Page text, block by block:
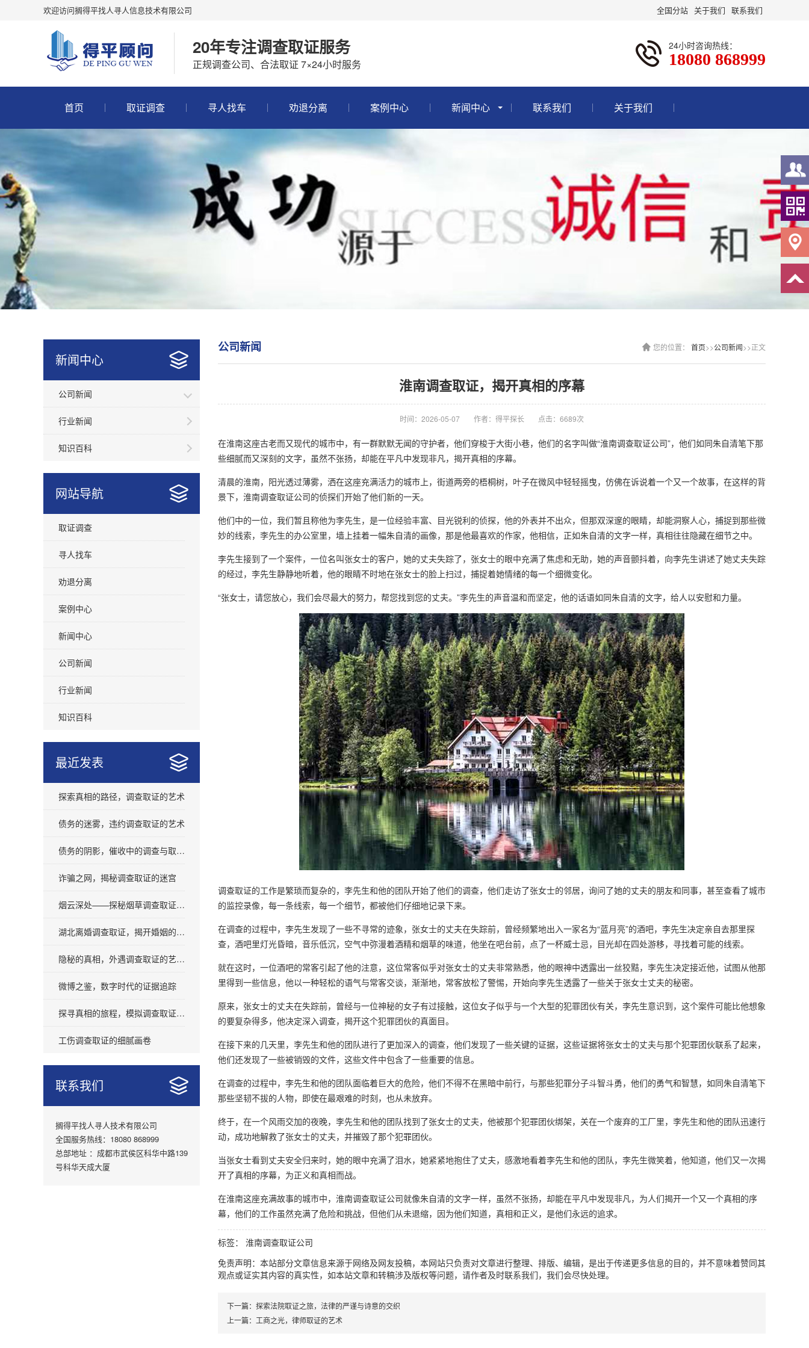
全国分站 关于我们 联系我们
欢迎访问搁得平找人寻人信息技术有限公司
20年专注调查取证服务
正规调查公司、合法取证 7×24小时服务
24小时咨询热线：
18080 868999
首页 取证调查 寻人找车 劝退分离 案例中心 新闻中心 联系我们 关于我们
新闻中心
公司新闻
行业新闻
知识百科
网站导航
取证调查
寻人找车
劝退分离
案例中心
新闻中心
公司新闻
行业新闻
知识百科
最近发表
探索真相的路径，调查取证的艺术
债务的迷雾，违约调查取证的艺术
债务的阴影，催收中的调查与取证艺术
诈骗之网，揭秘调查取证的迷宫
烟云深处——探秘烟草调查取证之旅
湖北离婚调查取证，揭开婚姻的面纱
隐秘的真相，外遇调查取证的艺术与道德
微博之鉴，数字时代的证据追踪
探寻真相的旅程，模拟调查取证的艺术
工伤调查取证的细腻画卷
联系我们
搁得平找人寻人技术有限公司
全国服务热线：18080 868999
总部地址 ：成都市武侯区科华中路139
号科华天成大厦
您的位置： 首页>>公司新闻>>正文
公司新闻
淮南调查取证，揭开真相的序幕
时间：2026-05-07 作者：得平探长 点击：6689次
在淮南这座古老而又现代的城市中，有一群默默无闻的守护者，他们穿梭于大街小巷，他们的名字叫做“淮南调查取证公司”，他们如同朱自清笔下那
些细腻而又深刻的文字，虽然不张扬，却能在平凡中发现非凡，揭开真相的序幕。
清晨的淮南，阳光透过薄雾，洒在这座充满活力的城市上，街道两旁的梧桐树，叶子在微风中轻轻摇曳，仿佛在诉说着一个又一个故事，在这样的背
景下，淮南调查取证公司的侦探们开始了他们新的一天。
他们中的一位，我们暂且称他为李先生，是一位经验丰富、目光锐利的侦探，他的外表并不出众，但那双深邃的眼睛，却能洞察人心，捕捉到那些微
妙的线索，李先生的办公室里，墙上挂着一幅朱自清的画像，那是他最喜欢的作家，他相信，正如朱自清的文字一样，真相往往隐藏在细节之中。
李先生接到了一个案件，一位名叫张女士的客户，她的丈夫失踪了，张女士的眼中充满了焦虑和无助，她的声音颤抖着，向李先生讲述了她丈夫失踪
的经过，李先生静静地听着，他的眼睛不时地在张女士的脸上扫过，捕捉着她情绪的每一个细微变化。
“张女士，请您放心，我们会尽最大的努力，帮您找到您的丈夫。”李先生的声音温和而坚定，他的话语如同朱自清的文字，给人以安慰和力量。
调查取证的工作是繁琐而复杂的，李先生和他的团队开始了他们的调查，他们走访了张女士的邻居，询问了她的丈夫的朋友和同事，甚至查看了城市
的监控录像，每一条线索，每一个细节，都被他们仔细地记录下来。
在调查的过程中，李先生发现了一些不寻常的迹象，张女士的丈夫在失踪前，曾经频繁地出入一家名为“蓝月亮”的酒吧，李先生决定亲自去那里探
查，酒吧里灯光昏暗，音乐低沉，空气中弥漫着酒精和烟草的味道，他坐在吧台前，点了一杯威士忌，目光却在四处游移，寻找着可能的线索。
就在这时，一位酒吧的常客引起了他的注意，这位常客似乎对张女士的丈夫非常熟悉，他的眼神中透露出一丝狡黠，李先生决定接近他，试图从他那
里得到一些信息，他以一种轻松的语气与常客交谈，渐渐地，常客放松了警惕，开始向李先生透露了一些关于张女士丈夫的秘密。
原来，张女士的丈夫在失踪前，曾经与一位神秘的女子有过接触，这位女子似乎与一个大型的犯罪团伙有关，李先生意识到，这个案件可能比他想象
的要复杂得多，他决定深入调查，揭开这个犯罪团伙的真面目。
在接下来的几天里，李先生和他的团队进行了更加深入的调查，他们发现了一些关键的证据，这些证据将张女士的丈夫与那个犯罪团伙联系了起来，
他们还发现了一些被销毁的文件，这些文件中包含了一些重要的信息。
在调查的过程中，李先生和他的团队面临着巨大的危险，他们不得不在黑暗中前行，与那些犯罪分子斗智斗勇，他们的勇气和智慧，如同朱自清笔下
那些坚韧不拔的人物，即使在最艰难的时刻，也从未放弃。
终于，在一个风雨交加的夜晚，李先生和他的团队找到了张女士的丈夫，他被那个犯罪团伙绑架，关在一个废弃的工厂里，李先生和他的团队迅速行
动，成功地解救了张女士的丈夫，并摧毁了那个犯罪团伙。
当张女士看到丈夫安全归来时，她的眼中充满了泪水，她紧紧地抱住了丈夫，感激地看着李先生和他的团队，李先生微笑着，他知道，他们又一次揭
开了真相的序幕，为正义和真相而战。
在淮南这座充满故事的城市中，淮南调查取证公司就像朱自清的文字一样，虽然不张扬，却能在平凡中发现非凡，为人们揭开一个又一个真相的序
幕，他们的工作虽然充满了危险和挑战，但他们从未退缩，因为他们知道，真相和正义，是他们永远的追求。
标签： 淮南调查取证公司
免责声明：本站部分文章信息来源于网络及网友投稿，本网站只负责对文章进行整理、排版、编辑，是出于传递更多信息的目的，并不意味着赞同其
观点或证实其内容的真实性，如本站文章和转稿涉及版权等问题，请作者及时联系我们，我们会尽快处理。
下一篇： 探索法院取证之旅，法律的严谨与诗意的交织
上一篇： 工商之光，律师取证的艺术